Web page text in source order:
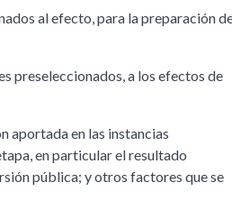
al efecto, para la preparación
preseleccionados, a los efectos de
aportada en las instancias
en particular el resultado
pública; y otros factores que se